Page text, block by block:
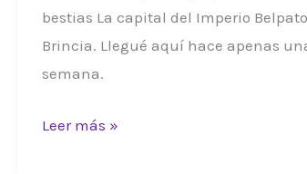
bestias La capital del Imperio
Brincia. Llegué aquí hace apenas
semana.
VADALBI
Leer más »